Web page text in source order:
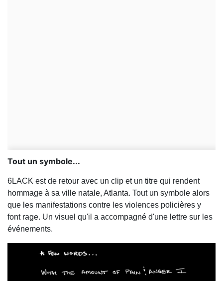
Tout un symbole...
6LACK est de retour avec un clip et un titre qui rendent
hommage à sa ville natale, Atlanta. Tout un symbole alors
que les manifestations contre les violences policières y
font rage. Un visuel qu'il a accompagné d'une lettre sur les
événements.